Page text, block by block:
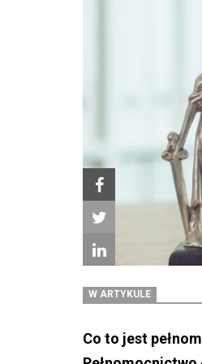
W ARTYKULE
Co to jest